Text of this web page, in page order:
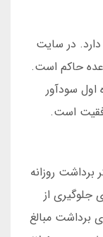
در سایت
حاکم است.
در ماه اول سودآور
است.
روزانه
جلوگیری از
برداشت مبالغ